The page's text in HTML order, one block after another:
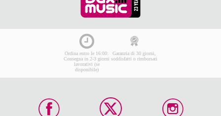
Ordina entro le 16:00:
Consegna in 2-3 giorni
lavorativi (se
disponibile)
Garanzia di 30 giorni,
soddisfatti o rimborsati